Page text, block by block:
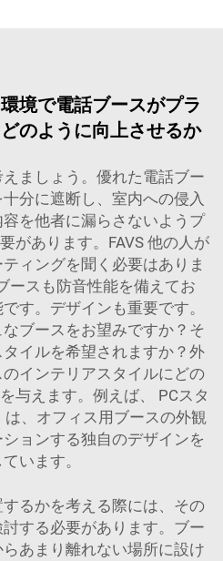
境で電話ブースがプラ
のように向上させるか
ましょう。優れた電話ブー
分に遮断し、室内への侵入
を他者に漏らさないようプ
があります。FAVS 他の人が
ィングを聞く必要はありま
ースも防音性能を備えてお
す。デザインも重要です。
ブースをお望みですか？そ
イルを希望されますか？外
インテリアスタイルにどの
与えます。例えば、 PCスタ
は、オフィス用ブースの外観
ョンする独自のデザインを
います。
るかを考える際には、その
する必要があります。ブー
あまり離れない場所に設け